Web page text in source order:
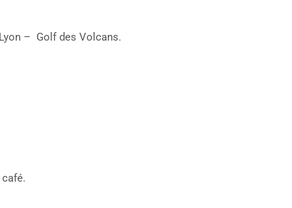
– Golf des Volcans.
café.